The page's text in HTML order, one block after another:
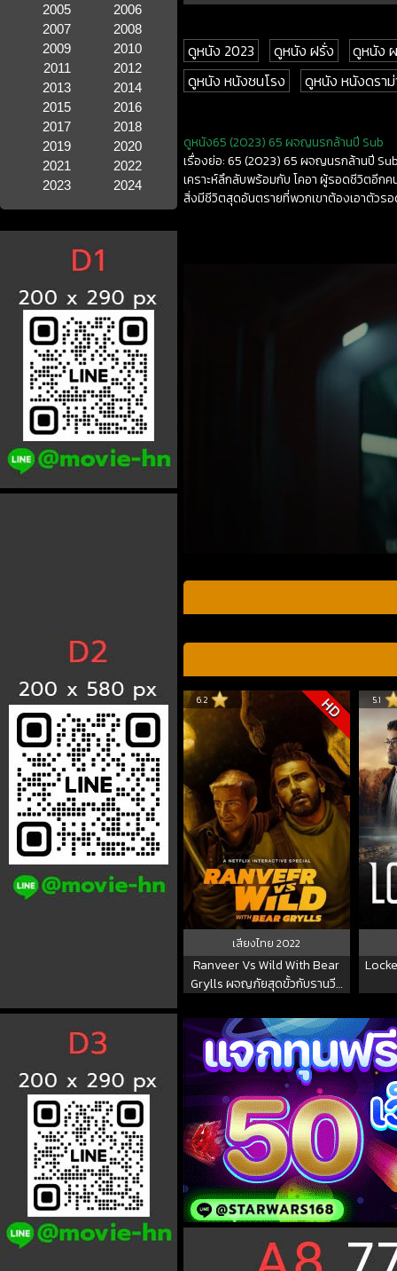
2005
2006
2007
2008
2009
2010
2011
2012
2013
2014
2015
2016
2017
2018
2019
2020
2021
2022
2023
2024
ดูหนัง 2023 ดูหนัง ฝรั่ง
ดูหนัง
ดูหนัง หนังชนโรง
ดูหนัง หนังดรา
ดูหนัง65 (2023) 65 ผจญนรกล้านปี Sub
เรื่องย่อ: 65 (2023) 65 ผจญนรกล้านปี
เคราะห์ลึกลับพร้อมกับ โคอา ผู้รอดชีวิตอีก
สิ่งมีชีวิตสุดอันตรายที่พวกเขาต้องเอาตัวร
6.2 HD
เสียงไทย2022
Ranveer Vs Wild With Bear
Grylls ผจญภัยสุดขั้วกับรานวีร์
5.1